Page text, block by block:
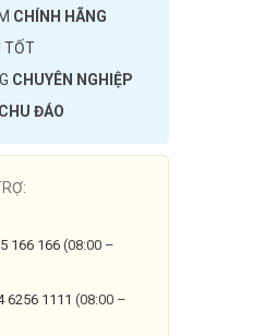
CHÍNH HÃNG
TỐT
CHUYÊN NGHIỆP
CHU ĐÁO
166 166 (08:00 –
6256 1111 (08:00 –